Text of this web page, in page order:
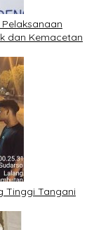
dan Kemacetan
Tinggi Tangani